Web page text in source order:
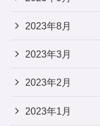
2023年8月
2023年3月
2023年2月
2023年1月